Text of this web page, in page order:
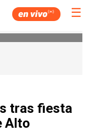
☰
tras fiesta
Alto